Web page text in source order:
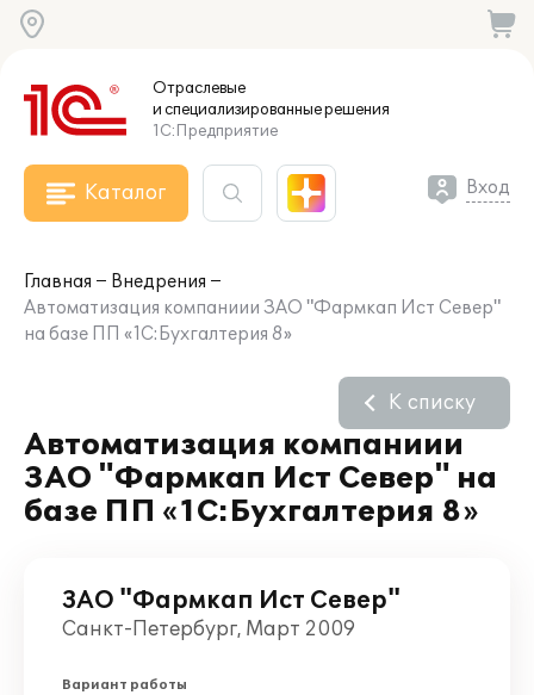
Отраслевые
и специализированныерешения
1С:Предприятие
Каталог Вход
Главная
Внедрения
Автоматизация компаниии ЗАО "Фармкап Ист Север"
на базе ПП «1С:Бухгалтерия 8»
Автоматизация компаниии
ЗАО "Фармкап Ист Север" на
базе ПП «1С:Бухгалтерия 8»
К списку
ЗАО "Фармкап Ист Север"
Санкт-Петербург, Март 2009
Вариант работы